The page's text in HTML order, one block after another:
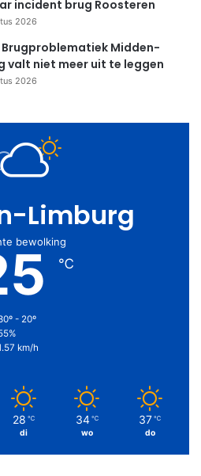
incident brug Roosteren
2026
Brugproblematiek Midden-
valt niet meer uit te leggen
2026
Limburg
bewolking
℃
- 20º
km/h
28 ℃
di
34 ℃
wo
37 ℃
do